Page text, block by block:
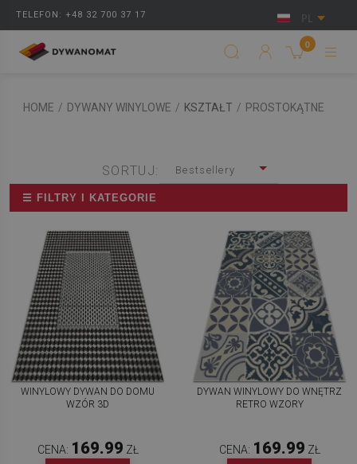
TELEFON: +48 32 700 37 17 PL
0
HOME / DYWANY WINYLOWE / KSZTAŁT / PROSTOKĄTNE
SORTUJ: Bestsellery
☰ FILTRY I KATEGORIE
WINYLOWY DYWAN DO DOMU
WZÓR 3D
CENA: 169.99 ZŁ
DYWAN WINYLOWY DO WNĘTRZ
RETRO WZORY
CENA: 169.99 ZŁ